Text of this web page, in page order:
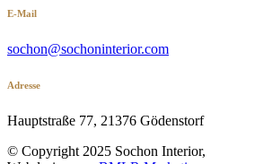
E-Mail
sochon@sochoninterior.com
Adresse
Hauptstraße 77, 21376 Gödenstorf
© Copyright 2025 Sochon Interior,